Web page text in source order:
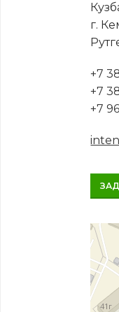
г.
+7
+7
+7